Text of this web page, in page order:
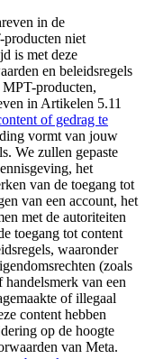
in de
niet
is met deze
en beleidsregels
producten,
in Artikelen 5.11
of gedrag te
vormt van jouw
We zullen gepaste
het
van de toegang tot
van een account, het
met de autoriteiten
toegang tot content
waaronder
(zoals
van een
of illegaal
content hebben
op de hoogte
van Meta.